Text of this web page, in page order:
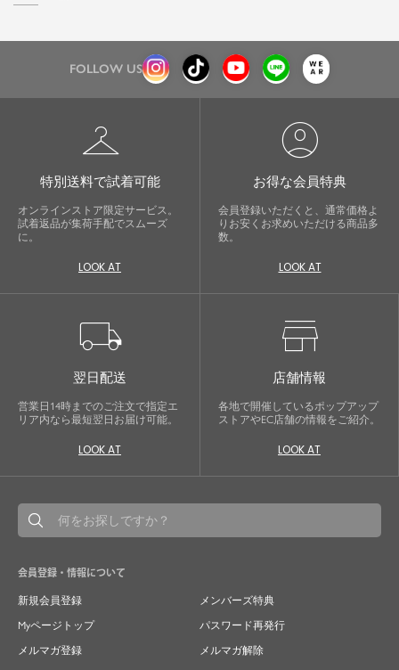
FOLLOW US
checkroom
特別送料で試着可能
オンラインストア限定サービス。
試着返品が集荷手配でスムーズ
に。
LOOK AT
account_circle
お得な会員特典
会員登録いただくと、通常価格よ
りお安くお求めいただける商品多
数。
LOOK AT
local_shipping
翌日配送
営業日14時までのご注文で指定エ
リア内なら最短翌日お届け可能。
LOOK AT
store
店舗情報
各地で開催しているポップアップ
ストアやEC店舗の情報をご紹介。
LOOK AT
会員登録・情報について
新規会員登録
メンバーズ特典
Myページトップ
パスワード再発行
メルマガ登録
メルマガ解除